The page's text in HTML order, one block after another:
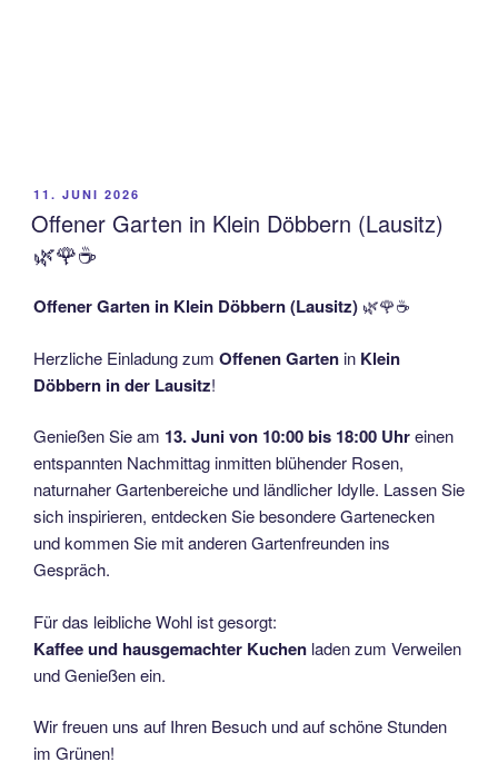
VERÖFFENTLICHT
AM
11. JUNI 2026
Offener Garten in Klein Döbbern (Lausitz)
🌿🌹☕
Offener Garten in Klein Döbbern (Lausitz) 🌿🌹☕
Herzliche Einladung zum Offenen Gartenin Klein
Döbbern in der Lausitz!
Genießen Sie am 13. Juni von 10:00 bis 18:00 Uhreinen
entspannten Nachmittag inmitten blühender Rosen,
naturnaher Gartenbereiche und ländlicher Idylle. Lassen Sie
sich inspirieren, entdecken Sie besondere Gartenecken
und kommen Sie mit anderen Gartenfreunden ins
Gespräch.
Für das leibliche Wohl ist gesorgt:
Kaffee und hausgemachter Kuchen laden zum Verweilen
und Genießen ein.
Wir freuen uns auf Ihren Besuch und auf schöne Stunden
im Grünen!